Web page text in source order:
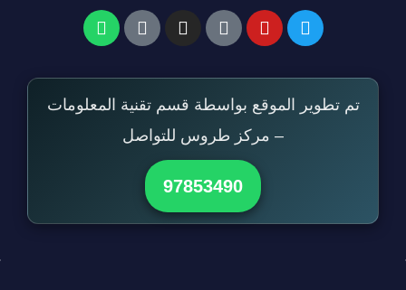
تم تطوير الموقع بواسطة قسم تقنية المعلومات
– مركز طروس للتواصل
97853490